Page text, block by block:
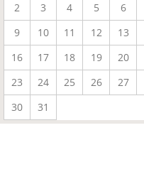
2
3 4 5 6
9
10 11 12 13
16
17 18 19 20
23
24 25 26 27
30
31